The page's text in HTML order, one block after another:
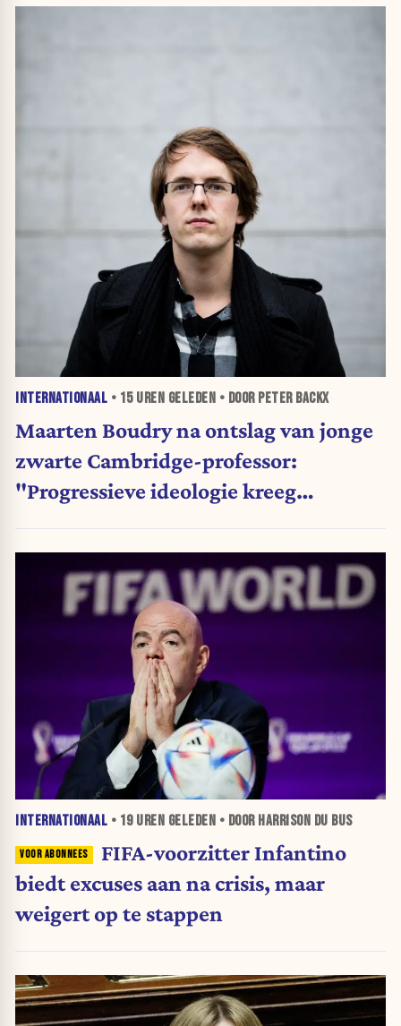
INTERNATIONAAL • 15 UREN GELEDEN • DOOR PETER BACKX
Maarten Boudry na ontslag van jonge
zwarte Cambridge-professor:
"Progressieve ideologie kreeg
INTERNATIONAAL • 19 UREN GELEDEN • DOOR HARRISON DU BUS
FIFA-voorzitter Infantino
biedt excuses aan na crisis, maar
weigert op te stappen